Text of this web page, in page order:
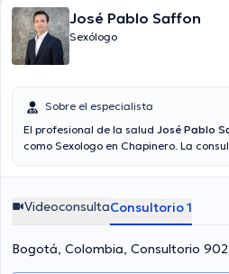
José Pablo Saffon
Sexólogo
Sobre el especialista
El profesional de la salud José Pablo
como Sexologo en Chapinero. La
especialista José Pablo Saffon es de
VideoconsultaConsultorio 1
Bogotá, Colombia, Consultorio